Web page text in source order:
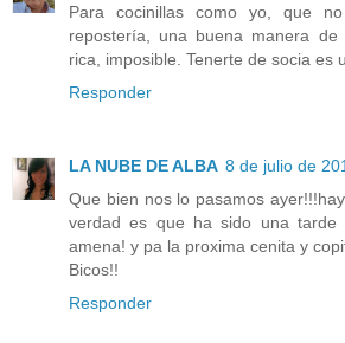
Para cocinillas como yo, que
repostería, una buena manera
rica, imposible. Tenerte de socia es
Responder
LA NUBE DE ALBA 8 de julio de
Que bien nos lo pasamos
verdad es que ha sido una tarde
amena! y pa la proxima cenita y
Bicos!!
Responder